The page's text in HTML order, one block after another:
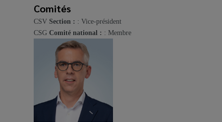
Comités
CSV Section : : Vice-président
CSG Comité national : : Membre